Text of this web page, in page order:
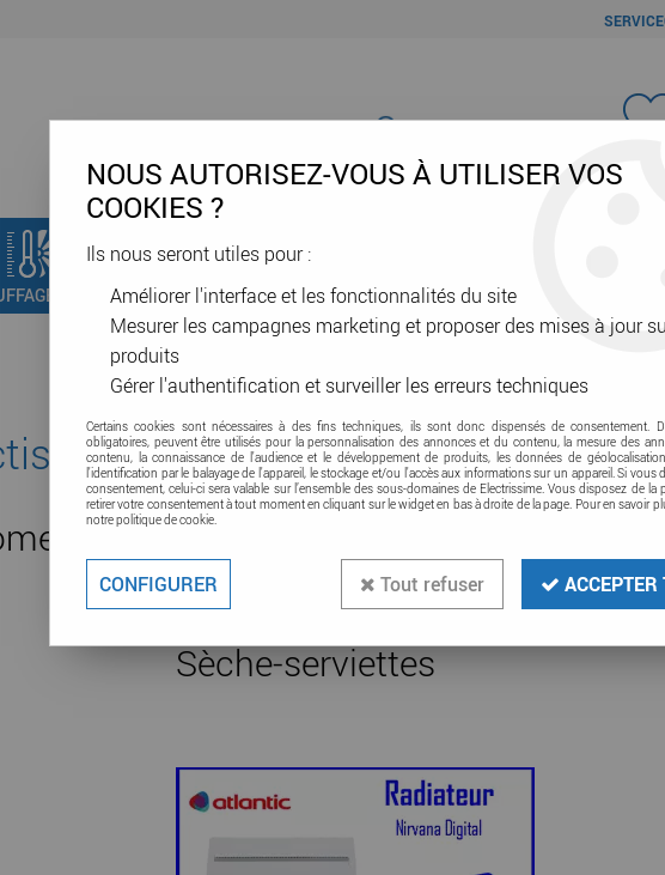
- VMC CÂBLES & GAINES DOMOTIQUE & VE SÉCURITÉ & RÉSEAU
Sèche-serviettes
NOUS AUTORISEZ-VOUS À UTILISER VOS
COOKIES ?
Ils nous seront utiles pour :
Améliorer l'interface et les fonctionnalités du site
Mesurer les campagnes marketing et proposer des mises à jour
produits
Gérer l'authentification et surveiller les erreurs techniques
Certains cookies sont nécessaires à des fins techniques, ils sont donc dispensés de consentement.
obligatoires, peuvent être utilisés pour la personnalisation des annonces et du contenu, la mesure des
contenu, la connaissance de l'audience et le développement de produits, les données de
l'identification par le balayage de l'appareil, le stockage et/ou l'accès aux informations sur un appareil. Si vous
consentement, celui-ci sera valable sur l’ensemble des sous-domaines de Electrissime. Vous disposez de la
retirer votre consentement à tout moment en cliquant sur le widget en bas à droite de la page. Pour en savoir
notre politique de cookie.
CONFIGURER Tout refuser ACCEPTER